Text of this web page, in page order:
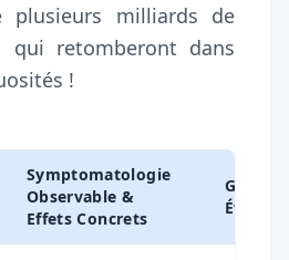
plusieurs milliards de
qui retomberont dans
!
Symptomatologie
Observable &
Effets Concrets
Gravité
Évaluée